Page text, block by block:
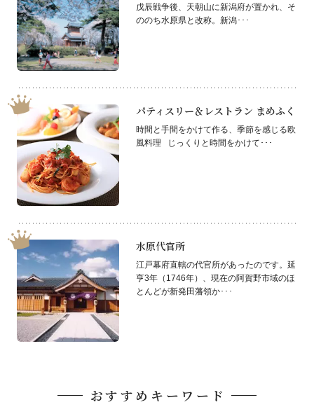
戊辰戦争後、天朝山に新潟府が置かれ、そ
ののち水原県と改称。新潟･･･
パティスリー＆レストラン まめふく
時間と手間をかけて作る、季節を感じる欧
風料理 じっくりと時間をかけて･･･
水原代官所
江戸幕府直轄の代官所があったのです。延
亨3年（1746年）、現在の阿賀野市域のほ
とんどが新発田藩領か･･･
おすすめキーワード